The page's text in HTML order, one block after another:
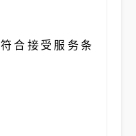
合接受服务条